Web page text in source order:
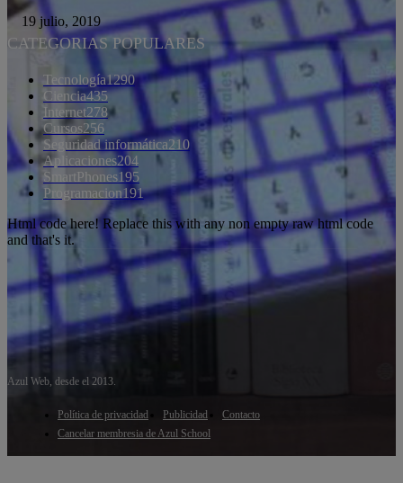
19 julio, 2019
CATEGORIAS POPULARES
Tecnología1290
Ciencia435
Internet278
Cursos256
Seguridad informática210
Aplicaciones204
SmartPhones195
Programacion191
Html code here! Replace this with any non empty raw html code
and that's it.
Azul Web, desde el 2013.
Política de privacidad Publicidad
Contacto
Cancelar membresia de Azul School